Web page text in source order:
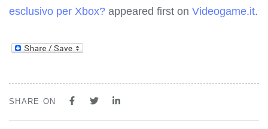
esclusivo per Xbox? appeared first on Videogame.it.
SHARE ON